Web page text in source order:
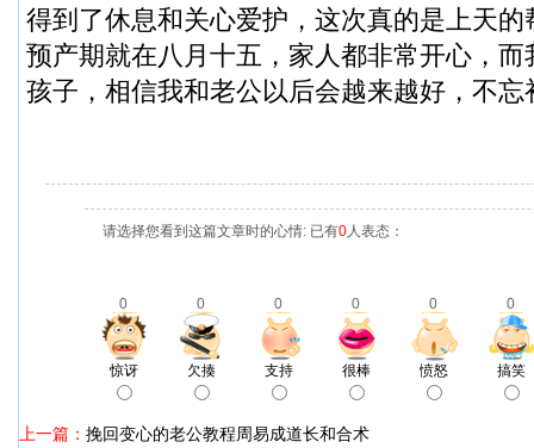
得到了休息和关心爱护，这次真的是上天
预产期就在八月十五，家人都非常开心，
孩子，相信我和老公以后会越来越好，不忘
请选择您看到这篇文章时的心情: 已有0人表态：
0 0 0 0 0 0
惊讶 欠揍 支持 很棒 愤怒 搞笑
上一篇： 挽回变心的老公教程周易成道长和合术